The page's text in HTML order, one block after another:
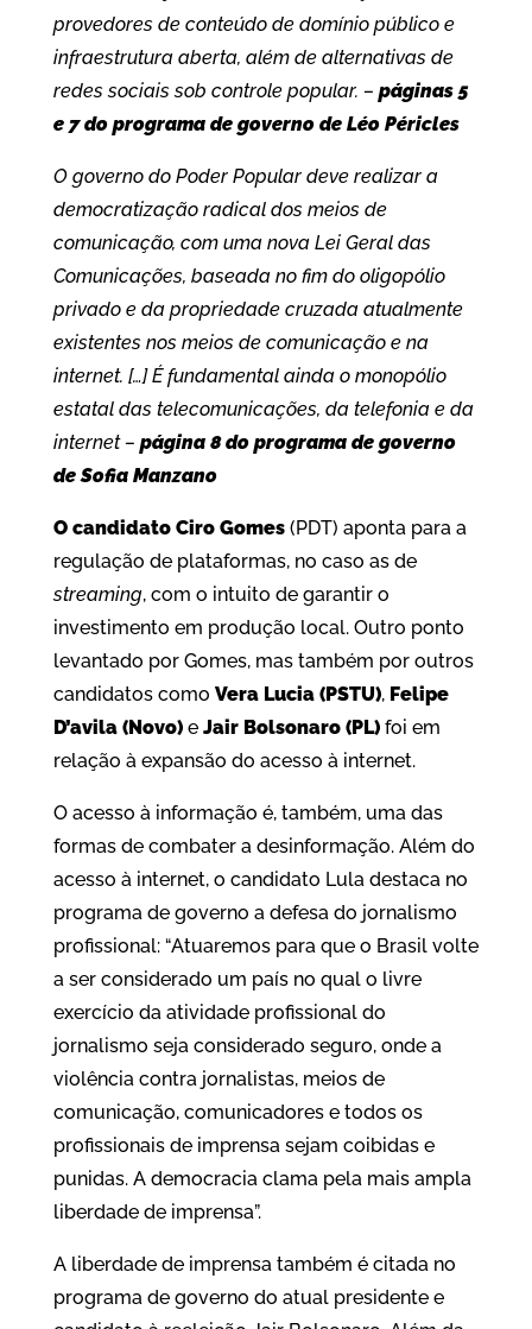
provedores de conteúdo de domínio público e
infraestrutura aberta, além de alternativas de
redes sociais sob controle popular. – páginas 5
e 7 do programa de governo de Léo Péricles
O governo do Poder Popular deve realizar a
democratização radical dos meios de
comunicação, com uma nova Lei Geral das
Comunicações, baseada no fim do oligopólio
privado e da propriedade cruzada atualmente
existentes nos meios de comunicação e na
internet. […] É fundamental ainda o monopólio
estatal das telecomunicações, da telefonia e da
internet – página 8 do programa de governo
de Sofia Manzano
O candidato Ciro Gomes(PDT) aponta para a
regulação de plataformas, no caso as de
streaming, com o intuito de garantir o
investimento em produção local. Outro ponto
levantado por Gomes, mas também por outros
candidatos como Vera Lucia (PSTU), Felipe
D’avila (Novo)e Jair Bolsonaro (PL)foi em
relação à expansão do acesso à internet.
O acesso à informação é, também, uma das
formas de combater a desinformação. Além do
acesso à internet, o candidato Lula destaca no
programa de governo a defesa do jornalismo
profissional: “Atuaremos para que o Brasil volte
a ser considerado um país no qual o livre
exercício da atividade profissional do
jornalismo seja considerado seguro, onde a
violência contra jornalistas, meios de
comunicação, comunicadores e todos os
profissionais de imprensa sejam coibidas e
punidas. A democracia clama pela mais ampla
liberdade de imprensa”.
A liberdade de imprensa também é citada no
programa de governo do atual presidente e